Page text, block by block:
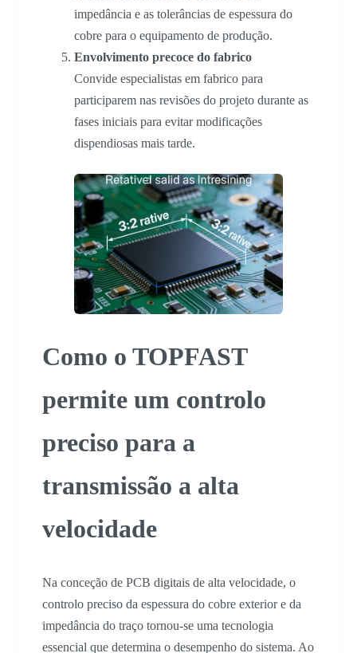
impedância e as tolerâncias de espessura do
cobre para o equipamento de produção.
Envolvimento precoce do fabrico
Convide especialistas em fabrico para
participarem nas revisões do projeto durante as
fases iniciais para evitar modificações
dispendiosas mais tarde.
Como o TOPFAST
permite um controlo
preciso para a
transmissão a alta
velocidade
Na conceção de PCB digitais de alta velocidade, o
controlo preciso da espessura do cobre exterior e da
impedância do traço tornou-se uma tecnologia
essencial que determina o desempenho do sistema. Ao